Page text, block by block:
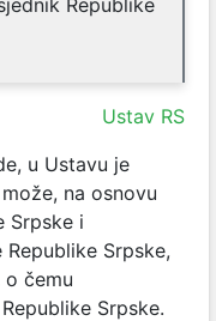
Ustav RS
u Ustavu je
na osnovu
Srpske i
Srpske,
čemu
Srpske.